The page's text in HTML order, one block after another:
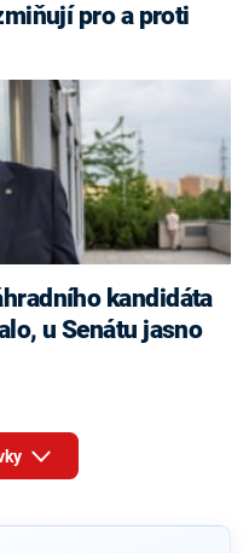
pro a proti
kandidáta
u Senátu jasno